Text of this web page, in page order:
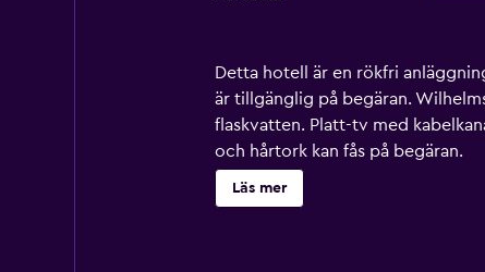
Detta hotell är en rökfri
är tillgänglig på begäran.
flaskvatten. Platt-tv med
och hårtork kan fås på begäran.
Läs mer